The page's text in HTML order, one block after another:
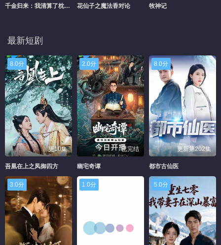
千金归来：我清算了枕边人 花仙子之魔法香对论 牧神记
最新短剧
8.0分
更10集
吾凰在上之凤御四方
2.0分
已完结
幽宅奇谭
8.0分
更新第202集
都市古仙医
3.0分 1.0分 5.0分